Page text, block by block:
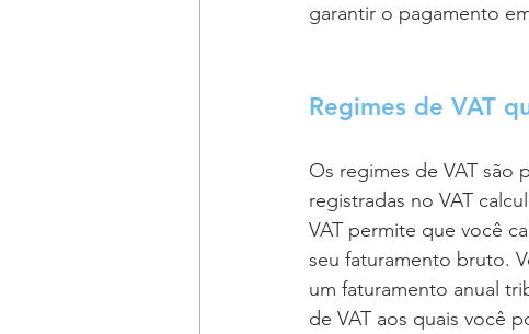
garantir o pagamento
Regimes de VAT
Os regimes de VAT são
registradas no VAT
VAT permite que você
seu faturamento bruto.
um faturamento anual
de VAT aos quais você